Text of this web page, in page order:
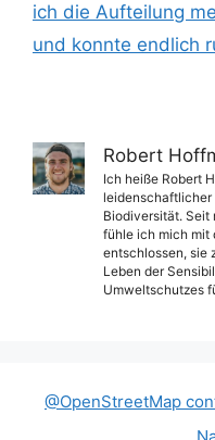
ich die Aufteilung
und konnte endlich
Robert
Ich heiße Robert
leidenschaftlicher
Biodiversität. Seit
fühle ich mich mit
entschlossen, sie
Leben der
Umweltschutzes
@OpenStreetMap